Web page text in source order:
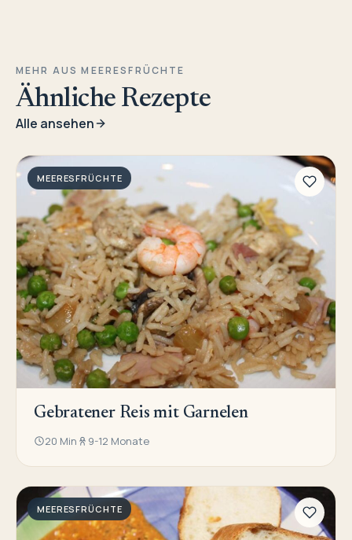
MEHR AUS MEERESFRÜCHTE
Ähnliche Rezepte
Alle ansehen
MEERESFRÜCHTE
Gebratener Reis mit Garnelen
20 Min 9-12 Monate
MEERESFRÜCHTE